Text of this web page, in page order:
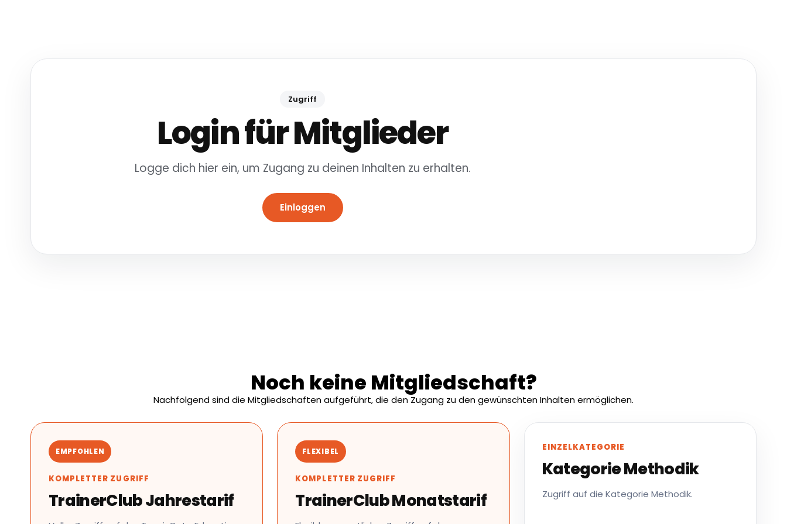
Zugriff
Login für Mitglieder
Logge dich hier ein, um Zugang zu deinen Inhalten zu erhalten.
Einloggen
Noch keine Mitgliedschaft?
Nachfolgend sind die Mitgliedschaften aufgeführt, die den Zugang zu den gewünschten Inhalten ermöglichen.
EMPFOHLEN
KOMPLETTER ZUGRIFF
TrainerClub Jahrestarif
FLEXIBEL
KOMPLETTER ZUGRIFF
TrainerClub Monatstarif
EINZELKATEGORIE
Kategorie Methodik
Zugriff auf die Kategorie Methodik.